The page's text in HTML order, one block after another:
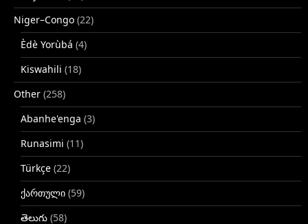
Niger–Congo (22)
Èdè Yorùbá (4)
Kiswahili (18)
Other (258)
Abanhe'enga (3)
Runasimi (11)
Türkçe (22)
ქართული (59)
తెలుగు (58)